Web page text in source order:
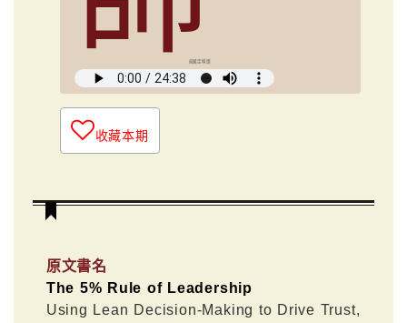
俞國定導讀
收藏本期
原文書名
The 5% Rule of Leadership
Using Lean Decision-Making to Drive Trust,